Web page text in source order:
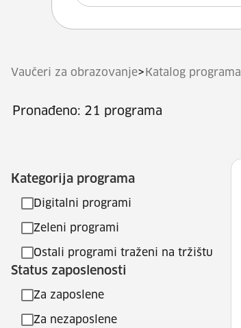
Vaučeri za obrazovanje> Katalog programa
Pronađeno: 21 programa
Kategorija programa
Digitalni programi
Zeleni programi
Ostali programi traženi na tržištu
Status zaposlenosti
Za zaposlene
Za nezaposlene